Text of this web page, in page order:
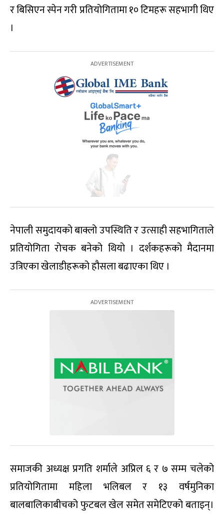
र बिसिएन स्पेन गरी प्रतियोगितामा १० टिमहरू सहभागी थिए
।
नेपाली समुदायको बाक्लो उपस्थिति र उत्साही सहभागिताले
प्रतियोगिता रोचक बनेको थियो । दर्शकहरूको मैदानमा
उत्रिएका खेलाडीहरूको हौसला बढाएका थिए ।
समाजकी अध्यक्ष प्रगति शर्माले अप्रिल ६ र ७ सम्म चलेको
प्रतियोगितामा महिला भलिबल र १३ वर्षमुनिका
बालबालिकाबीचको फुटबल खेल समेत समेटिएको बताइन्।